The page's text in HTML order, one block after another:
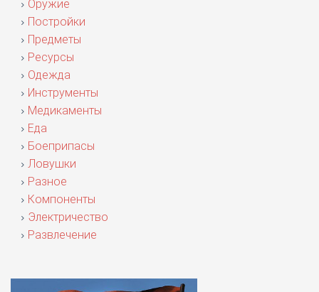
Оружие
Постройки
Предметы
Ресурсы
Одежда
Инструменты
Медикаменты
Еда
Боеприпасы
Ловушки
Разное
Компоненты
Электричество
Развлечение